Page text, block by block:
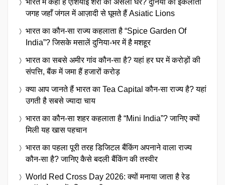
भारत में कहाँ है एशियाई शेरों का असली घर? दुनिया की इकलौती
जगह जहाँ जंगल में आज़ादी से घूमते हैं Asiatic Lions
भारत का कौन-सा राज्य कहलाता है “Spice Garden Of
India”? जिसके मसालें दुनिया-भर में है मशहूर
भारत का सबसे अमीर गांव कौन-सा है? यहां हर घर में करोड़ों की
संपत्ति, बैंक में जमा हैं हजारों करोड़
क्या आप जानते हैं भारत का Tea Capital कौन-सा राज्य है? यहां
उगती है सबसे ज्यादा चाय
भारत का कौन-सा शहर कहलाता है “Mini India”? जानिए क्यों
मिली यह खास पहचान
भारत का पहला पूरी तरह डिजिटल बैंकिंग अपनाने वाला राज्य
कौन-सा है? जानिए कैसे बदली बैंकिंग की तस्वीर
World Red Cross Day 2026: क्यों मनाया जाता है रेड